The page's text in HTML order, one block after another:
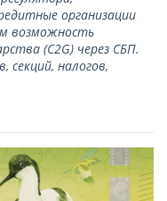
организации
возможность
(С2G) через СБП.
секций, налогов,